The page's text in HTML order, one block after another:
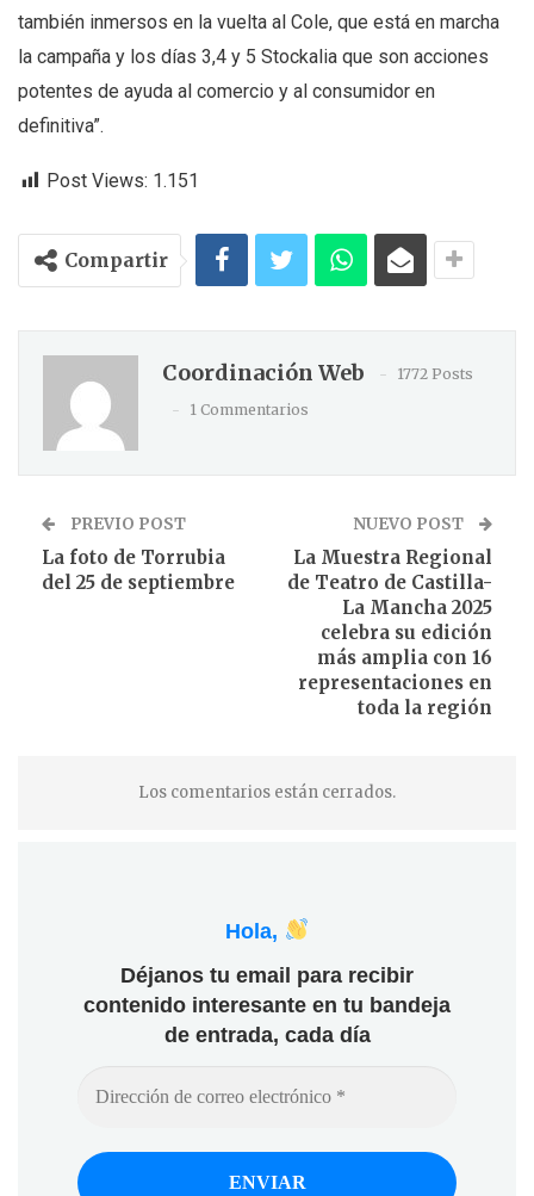
también inmersos en la vuelta al Cole, que está en marcha
la campaña y los días 3,4 y 5 Stockalia que son acciones
potentes de ayuda al comercio y al consumidor en
definitiva”.
Post Views: 1.151
Compartir
Coordinación Web
1772 Posts
1 Commentarios
PREVIO POST
La foto de Torrubia
del 25 de septiembre
NUEVO POST
La Muestra Regional
de Teatro de Castilla-
La Mancha 2025
celebra su edición
más amplia con 16
representaciones en
toda la región
Los comentarios están cerrados.
Hola,
Déjanos tu email para recibir
contenido interesante en tu bandeja
de entrada, cada día